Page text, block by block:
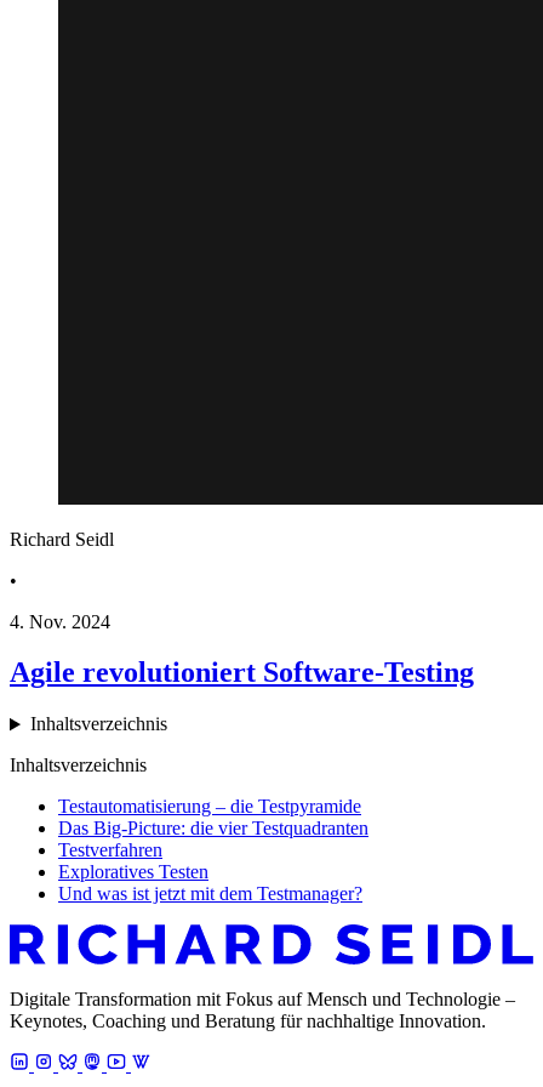
Richard Seidl
•
4. Nov. 2024
Agile revolutioniert Software-Testing
Inhaltsverzeichnis
Inhaltsverzeichnis
Testautomatisierung – die Testpyramide
Das Big-Picture: die vier Testquadranten
Testverfahren
Exploratives Testen
Und was ist jetzt mit dem Testmanager?
Digitale Transformation mit Fokus auf Mensch und Technologie –
Keynotes, Coaching und Beratung für nachhaltige Innovation.